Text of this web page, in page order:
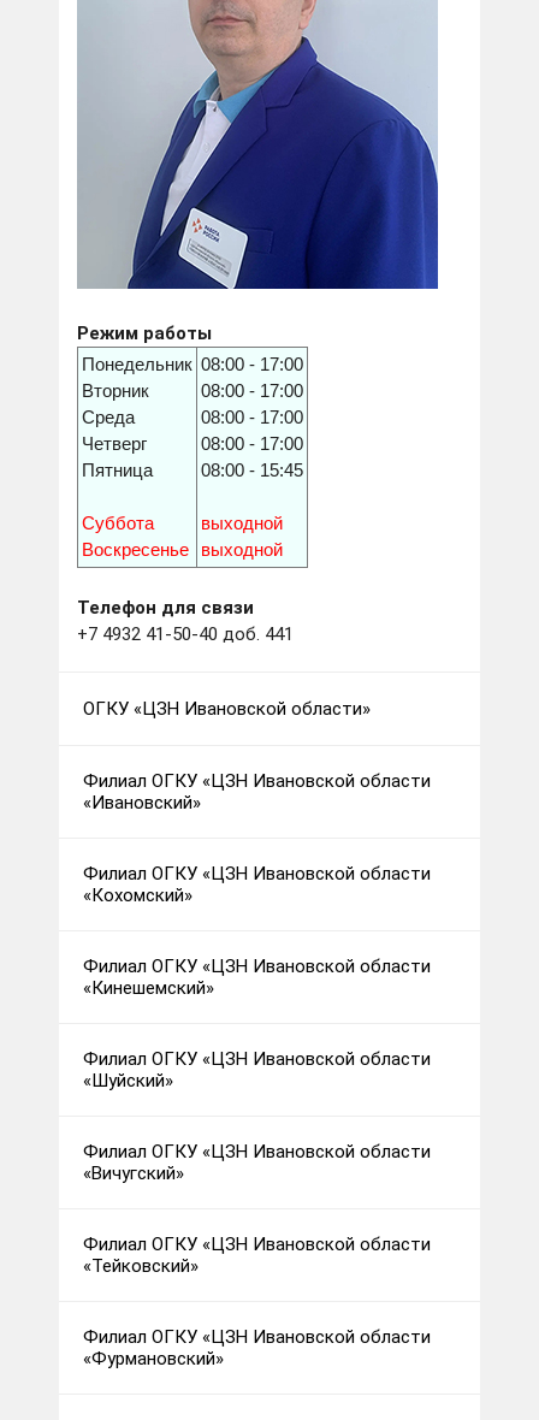
Режим работы
Понедельник
Вторник
Среда
Четверг
Пятница
Суббота
Воскресенье
08:00 - 17:00
08:00 - 17:00
08:00 - 17:00
08:00 - 17:00
08:00 - 15:45
выходной
выходной
Телефон для связи
+7 4932 41-50-40 доб. 441
ОГКУ «ЦЗН Ивановской области»
Филиал ОГКУ «ЦЗН Ивановской области
«Ивановский»
Филиал ОГКУ «ЦЗН Ивановской области
«Кохомский»
Филиал ОГКУ «ЦЗН Ивановской области
«Кинешемский»
Филиал ОГКУ «ЦЗН Ивановской области
«Шуйский»
Филиал ОГКУ «ЦЗН Ивановской области
«Вичугский»
Филиал ОГКУ «ЦЗН Ивановской области
«Тейковский»
Филиал ОГКУ «ЦЗН Ивановской области
«Фурмановский»